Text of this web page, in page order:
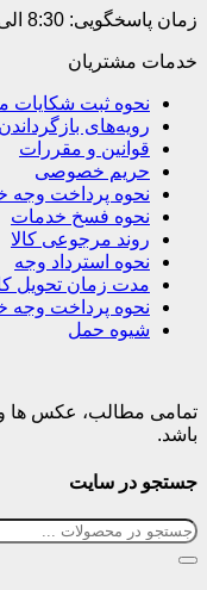
زمان پاسخگویی: 8:30 الی 20
خدمات مشتریان
نحوه ثبت شکایات
رویه‌های بازگرداندن
قوانین و مقررات
حریم خصوصی
نحوه پرداخت وجه
نحوه فسخ خدمات
روند مرجوعی کالا
نحوه استرداد وجه
مدت زمان تحویل
نحوه پرداخت وجه
شیوه حمل
تمامی مطالب، عکس ها
باشد.
جستجو در سایت